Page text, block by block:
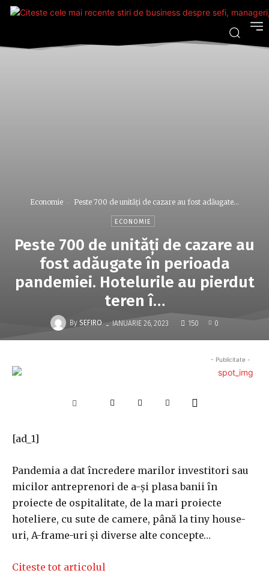
Economie Peste 700 de unităţi de cazare au fost adăugate...
ECONOMIE
Peste 700 de unităţi de cazare au
fost adăugate în perioada
pandemiei. Hotelurile au pierdut
teren î…
By SEFIRO - IANUARIE 26, 2023 150 0
- Publicitate -
[ad_1]
Pandemia a dat încredere marilor in­ves­titori sau
micilor antreprenori de a-şi plasa banii în
proiecte de ospitalitate, de la mari proiecte
hoteliere, cu sute de camere, până la tiny house-
uri, A-frame-uri şi diverse alte concepte…
Citeste tot articolul